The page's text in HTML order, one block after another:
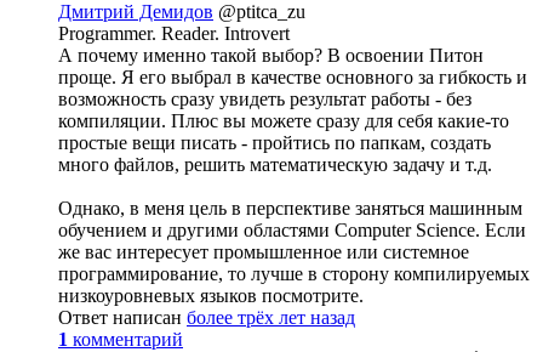
Дмитрий Демидов @ptitca_zu
Programmer. Reader. Introvert
А почему именно такой выбор? В освоении Питон
проще. Я его выбрал в качестве основного за гибкость и
возможность сразу увидеть результат работы - без
компиляции. Плюс вы можете сразу для себя какие-то
простые вещи писать - пройтись по папкам, создать
много файлов, решить математическую задачу и т.д.
Однако, в меня цель в перспективе заняться машинным
обучением и другими областями Computer Science. Если
же вас интересует промышленное или системное
программирование, то лучше в сторону компилируемых
низкоуровневых языков посмотрите.
Ответ написан более трёх лет назад
1 комментарий